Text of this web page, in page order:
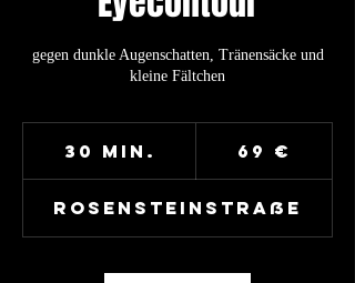
gegen dunkle Augenschatten, Tränensäcke und
kleine Fältchen
30 Min.
i
n
69 €
Rosensteinstraße